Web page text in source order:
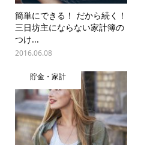
簡単にできる！ だから続く！
三日坊主にならない家計簿の
つけ...
2016.06.08
貯金・家計